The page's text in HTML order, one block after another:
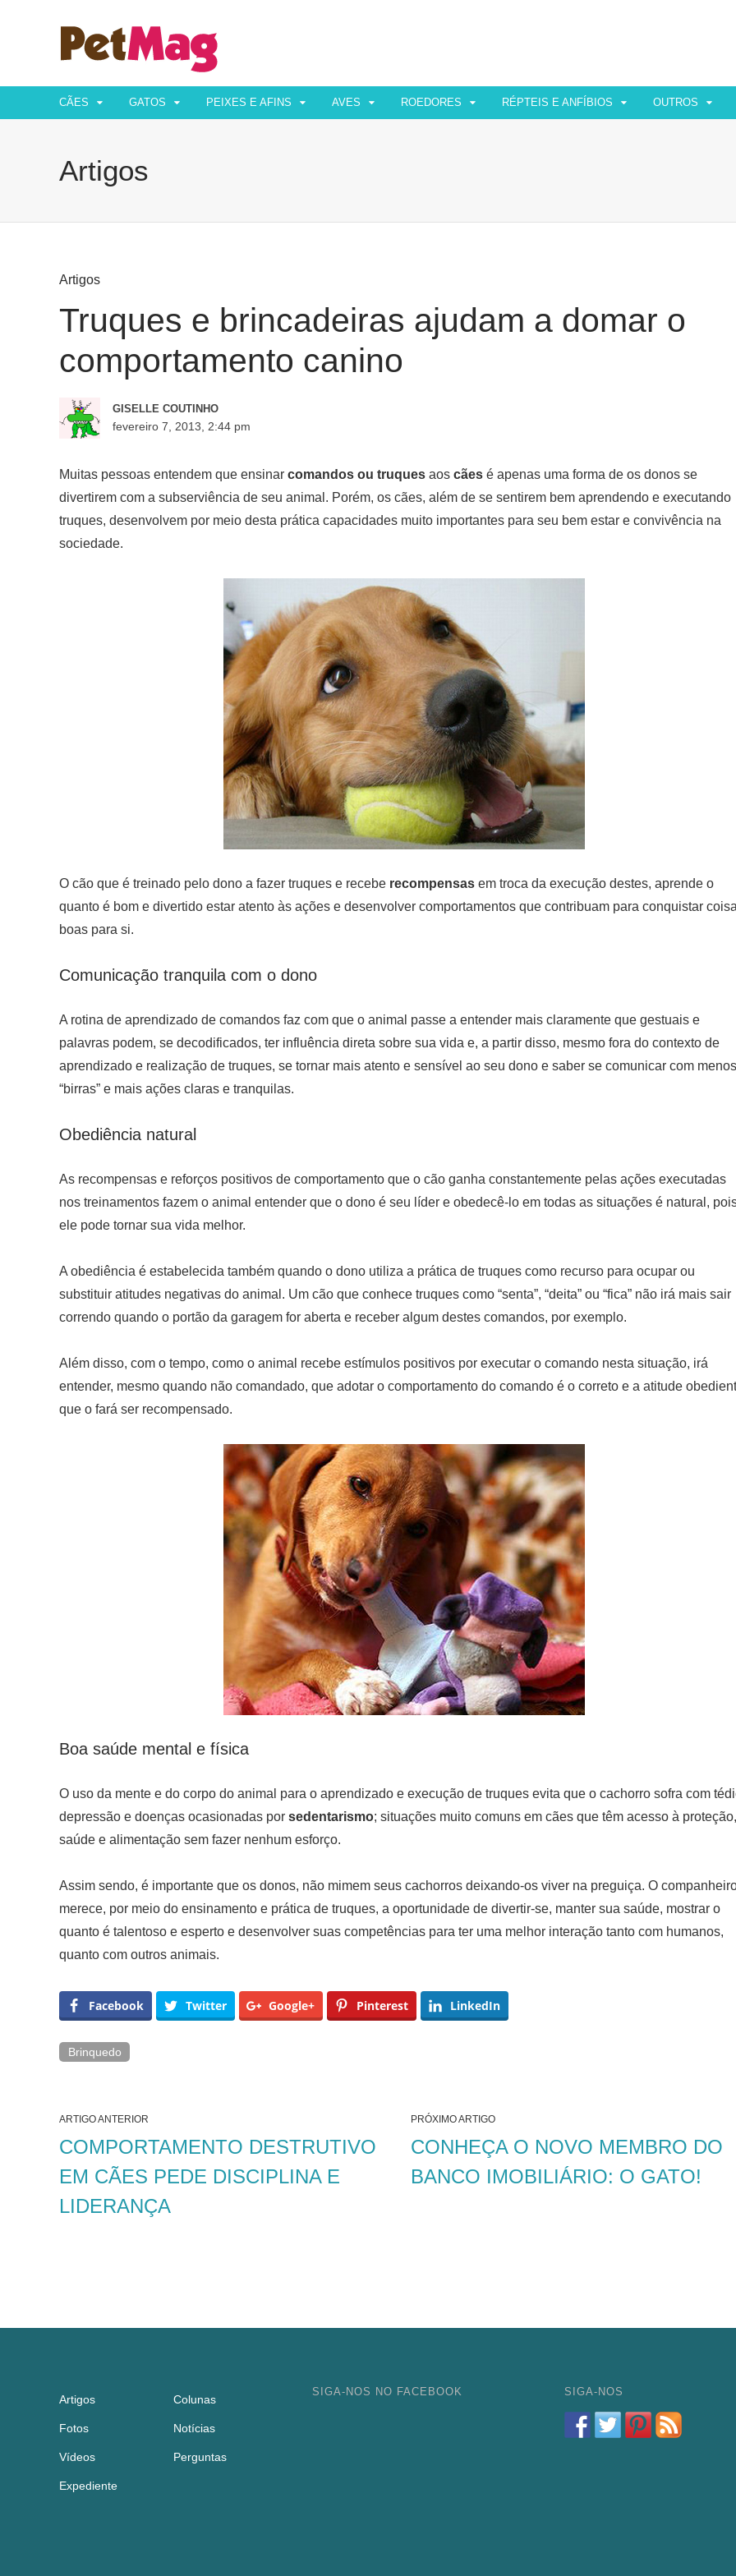
CÃES GATOS PEIXES E AFINS AVES ROEDORES RÉPTEIS E ANFÍBIOS OUTROS
Artigos
Artigos
Truques e brincadeiras ajudam a domar o
comportamento canino
GISELLE COUTINHO
fevereiro 7, 2013, 2:44 pm
Muitas pessoas entendem que ensinar comandos ou truques aos cães é apenas uma forma de os donos se
divertirem com a subserviência de seu animal. Porém, os cães, além de se sentirem bem aprendendo e executando
truques, desenvolvem por meio desta prática capacidades muito importantes para seu bem estar e convivência na
sociedade.
O cão que é treinado pelo dono a fazer truques e recebe recompensas em troca da execução destes, aprende o
quanto é bom e divertido estar atento às ações e desenvolver comportamentos que contribuam para conquistar
boas para si.
Comunicação tranquila com o dono
A rotina de aprendizado de comandos faz com que o animal passe a entender mais claramente que gestuais e
palavras podem, se decodificados, ter influência direta sobre sua vida e, a partir disso, mesmo fora do contexto de
aprendizado e realização de truques, se tornar mais atento e sensível ao seu dono e saber se comunicar com menos
“birras” e mais ações claras e tranquilas.
Obediência natural
As recompensas e reforços positivos de comportamento que o cão ganha constantemente pelas ações executadas
nos treinamentos fazem o animal entender que o dono é seu líder e obedecê-lo em todas as situações é natural,
ele pode tornar sua vida melhor.
A obediência é estabelecida também quando o dono utiliza a prática de truques como recurso para ocupar ou
substituir atitudes negativas do animal. Um cão que conhece truques como “senta”, “deita” ou “fica” não irá mais sair
correndo quando o portão da garagem for aberta e receber algum destes comandos, por exemplo.
Além disso, com o tempo, como o animal recebe estímulos positivos por executar o comando nesta situação, irá
entender, mesmo quando não comandado, que adotar o comportamento do comando é o correto e a atitude
que o fará ser recompensado.
Boa saúde mental e física
O uso da mente e do corpo do animal para o aprendizado e execução de truques evita que o cachorro sofra com
depressão e doenças ocasionadas por sedentarismo; situações muito comuns em cães que têm acesso à proteção,
saúde e alimentação sem fazer nenhum esforço.
Assim sendo, é importante que os donos, não mimem seus cachorros deixando-os viver na preguiça. O
merece, por meio do ensinamento e prática de truques, a oportunidade de divertir-se, manter sua saúde, mostrar o
quanto é talentoso e esperto e desenvolver suas competências para ter uma melhor interação tanto com humanos,
quanto com outros animais.
Facebook Twitter Google+ Pinterest LinkedIn
Brinquedo
ARTIGO ANTERIOR
COMPORTAMENTO DESTRUTIVO
EM CÃES PEDE DISCIPLINA E
LIDERANÇA
PRÓXIMO ARTIGO
CONHEÇA O NOVO MEMBRO DO
BANCO IMOBILIÁRIO: O GATO!
Artigos Colunas
Fotos Notícias
Vídeos Perguntas
Expediente
SIGA-NOS NO FACEBOOK SIGA-NOS